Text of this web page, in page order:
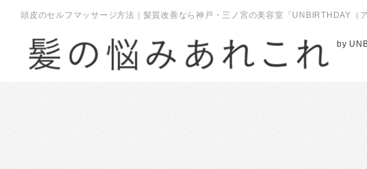
頭皮のセルフマッサージ方法｜髪質改善なら神戸・三ノ宮の美容室「UNBIRTHDAY（
by